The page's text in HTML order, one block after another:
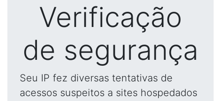
Verificação
de segurança
Seu IP fez diversas tentativas de
acessos suspeitos a sites hospedados